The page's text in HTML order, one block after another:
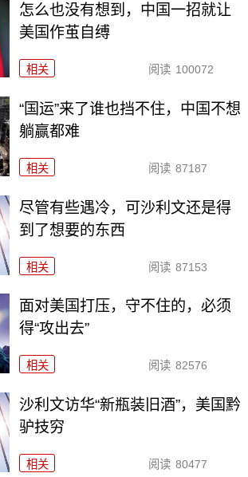
怎么也没有想到，中国一招就让
美国作茧自缚
相关 阅读 100072
“国运”来了谁也挡不住，中国不想
躺赢都难
相关 阅读 87187
尽管有些遇冷，可沙利文还是得
到了想要的东西
相关 阅读 87153
面对美国打压，守不住的，必须
得“攻出去”
相关 阅读 82576
沙利文访华“新瓶装旧酒”，美国黔
驴技穷
相关 阅读 80477